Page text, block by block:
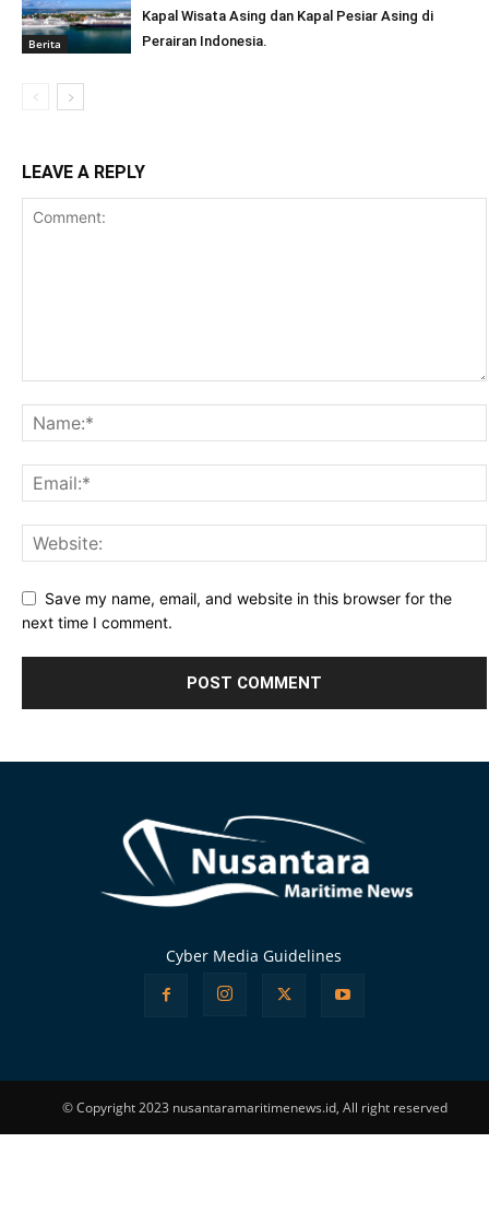
Berita
Kapal Wisata Asing dan Kapal Pesiar Asing di
Perairan Indonesia.
LEAVE A REPLY
Save my name, email, and website in this browser for the
next time I comment.
Cyber Media Guidelines
© Copyright 2023 nusantaramaritimenews.id, All right reserved